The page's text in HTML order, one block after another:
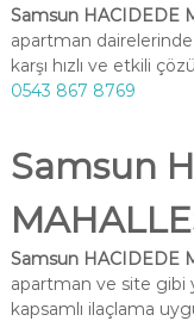
Samsun HACIDEDE
apartman
karşı hızlı ve etkili
0543 867 8769
Samsun
Samsun HACIDEDE
apartman ve site gibi
kapsamlı ilaçlama